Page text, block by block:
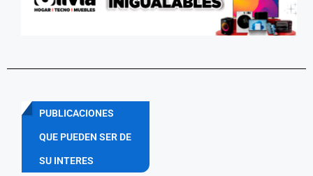
PUBLICACIONES
QUE PUEDEN SER DE
SU INTERES